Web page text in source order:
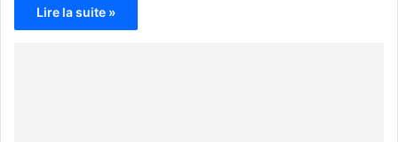
Lire la suite »